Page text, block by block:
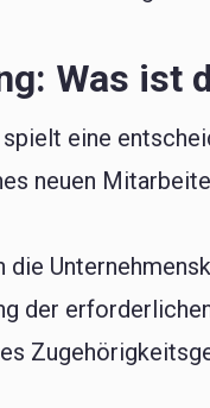
Was ist
eine
neuen
die
der